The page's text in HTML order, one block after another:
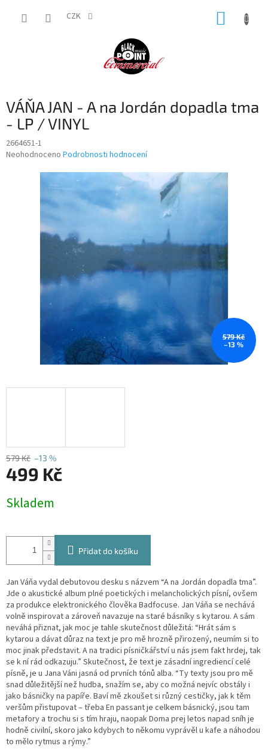
CZK
VÁŇA JAN - A na Jordán dopadla tma
- LP / VINYL
2664651-1
Průměrné
hvězdiček.
Neohodnoceno Podrobnosti hodnocení
579 Kč
–13 %
579 Kč –13 %
499 Kč
cena:
Skladem
Přidat do košíku
Jan Váňa vydal debutovou desku s názvem “A na Jordán dopadla tma”.
Jde o akustické album plné poetických i melancholických písní, ovšem
za produkce elektronického člověka Badfocuse. Jan Váňa se nechává
volně inspirovat a zároveň navazuje na staré básníky s kytarou. A sám
neváhá přiznat, jak moc je tahle skutečnost důležitá: “Hrát sám s
kytarou a dávat důraz na text je pro mě hrozně přirozený, neumím si to
moc jinak představit. A na tradici písničkářství u nás jsem fakt hrdej, tak
se k ní rád odkazuju.” Skutečnost, že text je zásadní ingrediencí celé
písně, je u Jana Váni jasná od prvních tónů alba. “Ty texty jsou pro mě
snad důležitější než hudba, snažím se, aby co možná nejvíc obstály i
jako básničky na papíře. Baví mě zkoušet si různý cestičky, jak k těm
veršům přistupovat – třeba En passant je celkem básnický, jsou tam
metafory a trochu si s tím hraju, naopak Doma prej letos napad sníh je
hodně civilní, skoro jako kdybych to někomu vyprávěl u kafe a náhodou
to mělo rytmus a rýmy.”